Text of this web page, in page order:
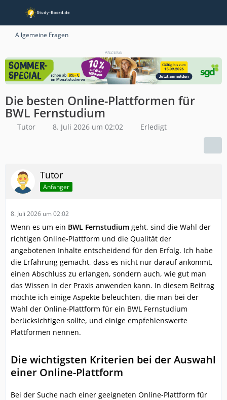
Allgemeine Fragen
ANZEIGE
Die besten Online-Plattformen für
BWL Fernstudium
Tutor 8. Juli 2026 um 02:02 Erledigt
Tutor
Anfänger
8. Juli 2026 um 02:02
Wenn es um ein BWL Fernstudium geht, sind die Wahl der
richtigen Online-Plattform und die Qualität der
angebotenen Inhalte entscheidend für den Erfolg. Ich habe
die Erfahrung gemacht, dass es nicht nur darauf ankommt,
einen Abschluss zu erlangen, sondern auch, wie gut man
das Wissen in der Praxis anwenden kann. In diesem Beitrag
möchte ich einige Aspekte beleuchten, die man bei der
Wahl der Online-Plattform für ein BWL Fernstudium
berücksichtigen sollte, und einige empfehlenswerte
Plattformen nennen.
Die wichtigsten Kriterien bei der Auswahl
einer Online-Plattform
Bei der Suche nach einer geeigneten Online-Plattform für